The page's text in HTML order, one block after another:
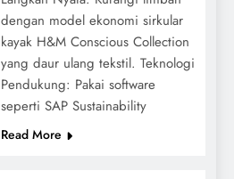
dengan model ekonomi sirkular
kayak H&M Conscious Collection
yang daur ulang tekstil. Teknologi
Pendukung: Pakai software
seperti SAP Sustainability
Read More